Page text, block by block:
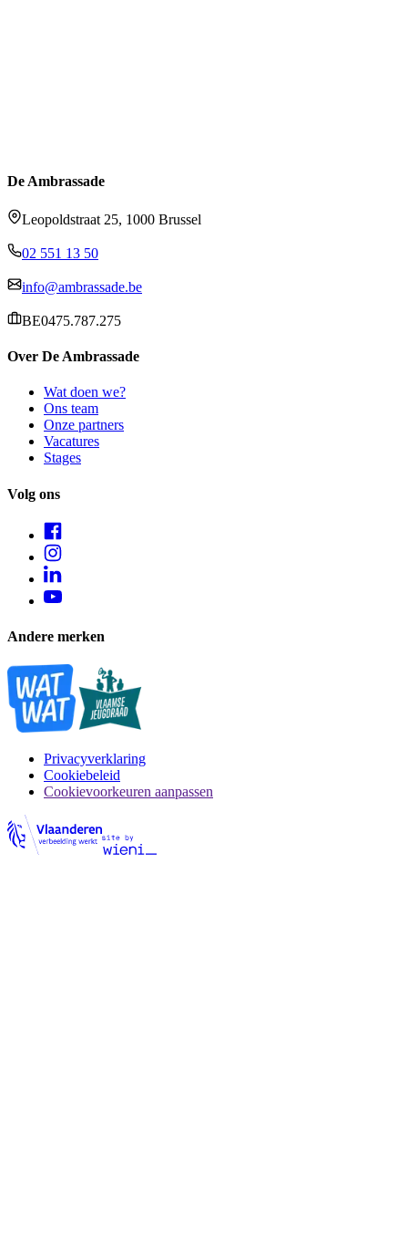
De Ambrassade
Leopoldstraat 25, 1000 Brussel
02 551 13 50
info@ambrassade.be
BE0475.787.275
Over De Ambrassade
Wat doen we?
Ons team
Onze partners
Vacatures
Stages
Volg ons
Andere merken
Privacyverklaring
Cookiebeleid
Cookievoorkeuren aanpassen